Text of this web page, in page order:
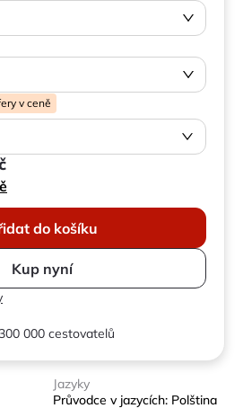
v ceně
do košíku
Kup nyní
000 cestovatelů
Jazyky
Průvodce v jazycích: Polština